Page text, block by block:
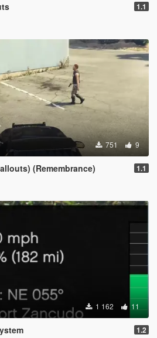
1.1
751 9
(Remembrance) 1.1
1 162 11
1.2